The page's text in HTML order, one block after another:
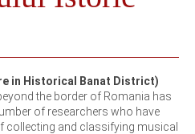
in Historical Banat District)
the border of Romania has
of researchers who have
collecting and classifying musical